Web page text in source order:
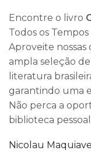
Encontre o livro
Todos os
Aproveite nossas
ampla seleção
literatura
garantindo uma
Não perca a
biblioteca
Nicolau Maquiavel